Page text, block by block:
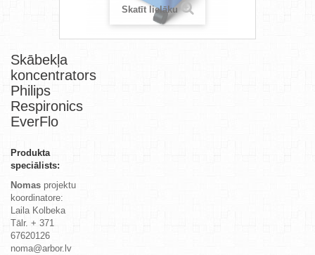
Skatīt lielāku
Skābekļa
koncentrators
Philips
Respironics
EverFlo
Produkta
speciālists:
Nomas projektu
koordinatore:
Laila Kolbeka
Tālr. + 371
67620126
noma@arbor.lv